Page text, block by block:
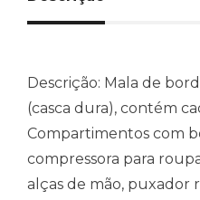
Descrição: Mala de
(casca dura), contém
Compartimentos com
compressora para
alças de mão,